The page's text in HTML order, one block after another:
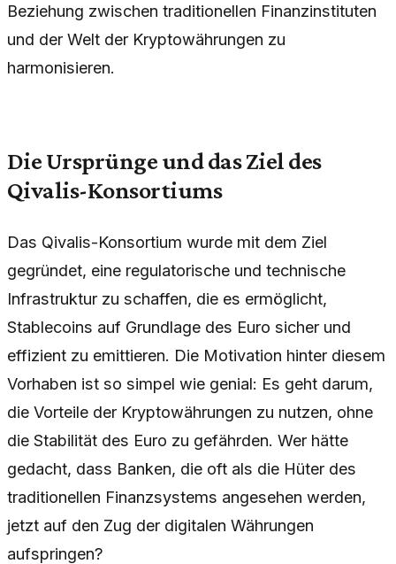
Beziehung zwischen traditionellen Finanzinstituten
und der Welt der Kryptowährungen zu
harmonisieren.
Die Ursprünge und das Ziel des
Qivalis-Konsortiums
Das Qivalis-Konsortium wurde mit dem Ziel
gegründet, eine regulatorische und technische
Infrastruktur zu schaffen, die es ermöglicht,
Stablecoins auf Grundlage des Euro sicher und
effizient zu emittieren. Die Motivation hinter diesem
Vorhaben ist so simpel wie genial: Es geht darum,
die Vorteile der Kryptowährungen zu nutzen, ohne
die Stabilität des Euro zu gefährden. Wer hätte
gedacht, dass Banken, die oft als die Hüter des
traditionellen Finanzsystems angesehen werden,
jetzt auf den Zug der digitalen Währungen
aufspringen?